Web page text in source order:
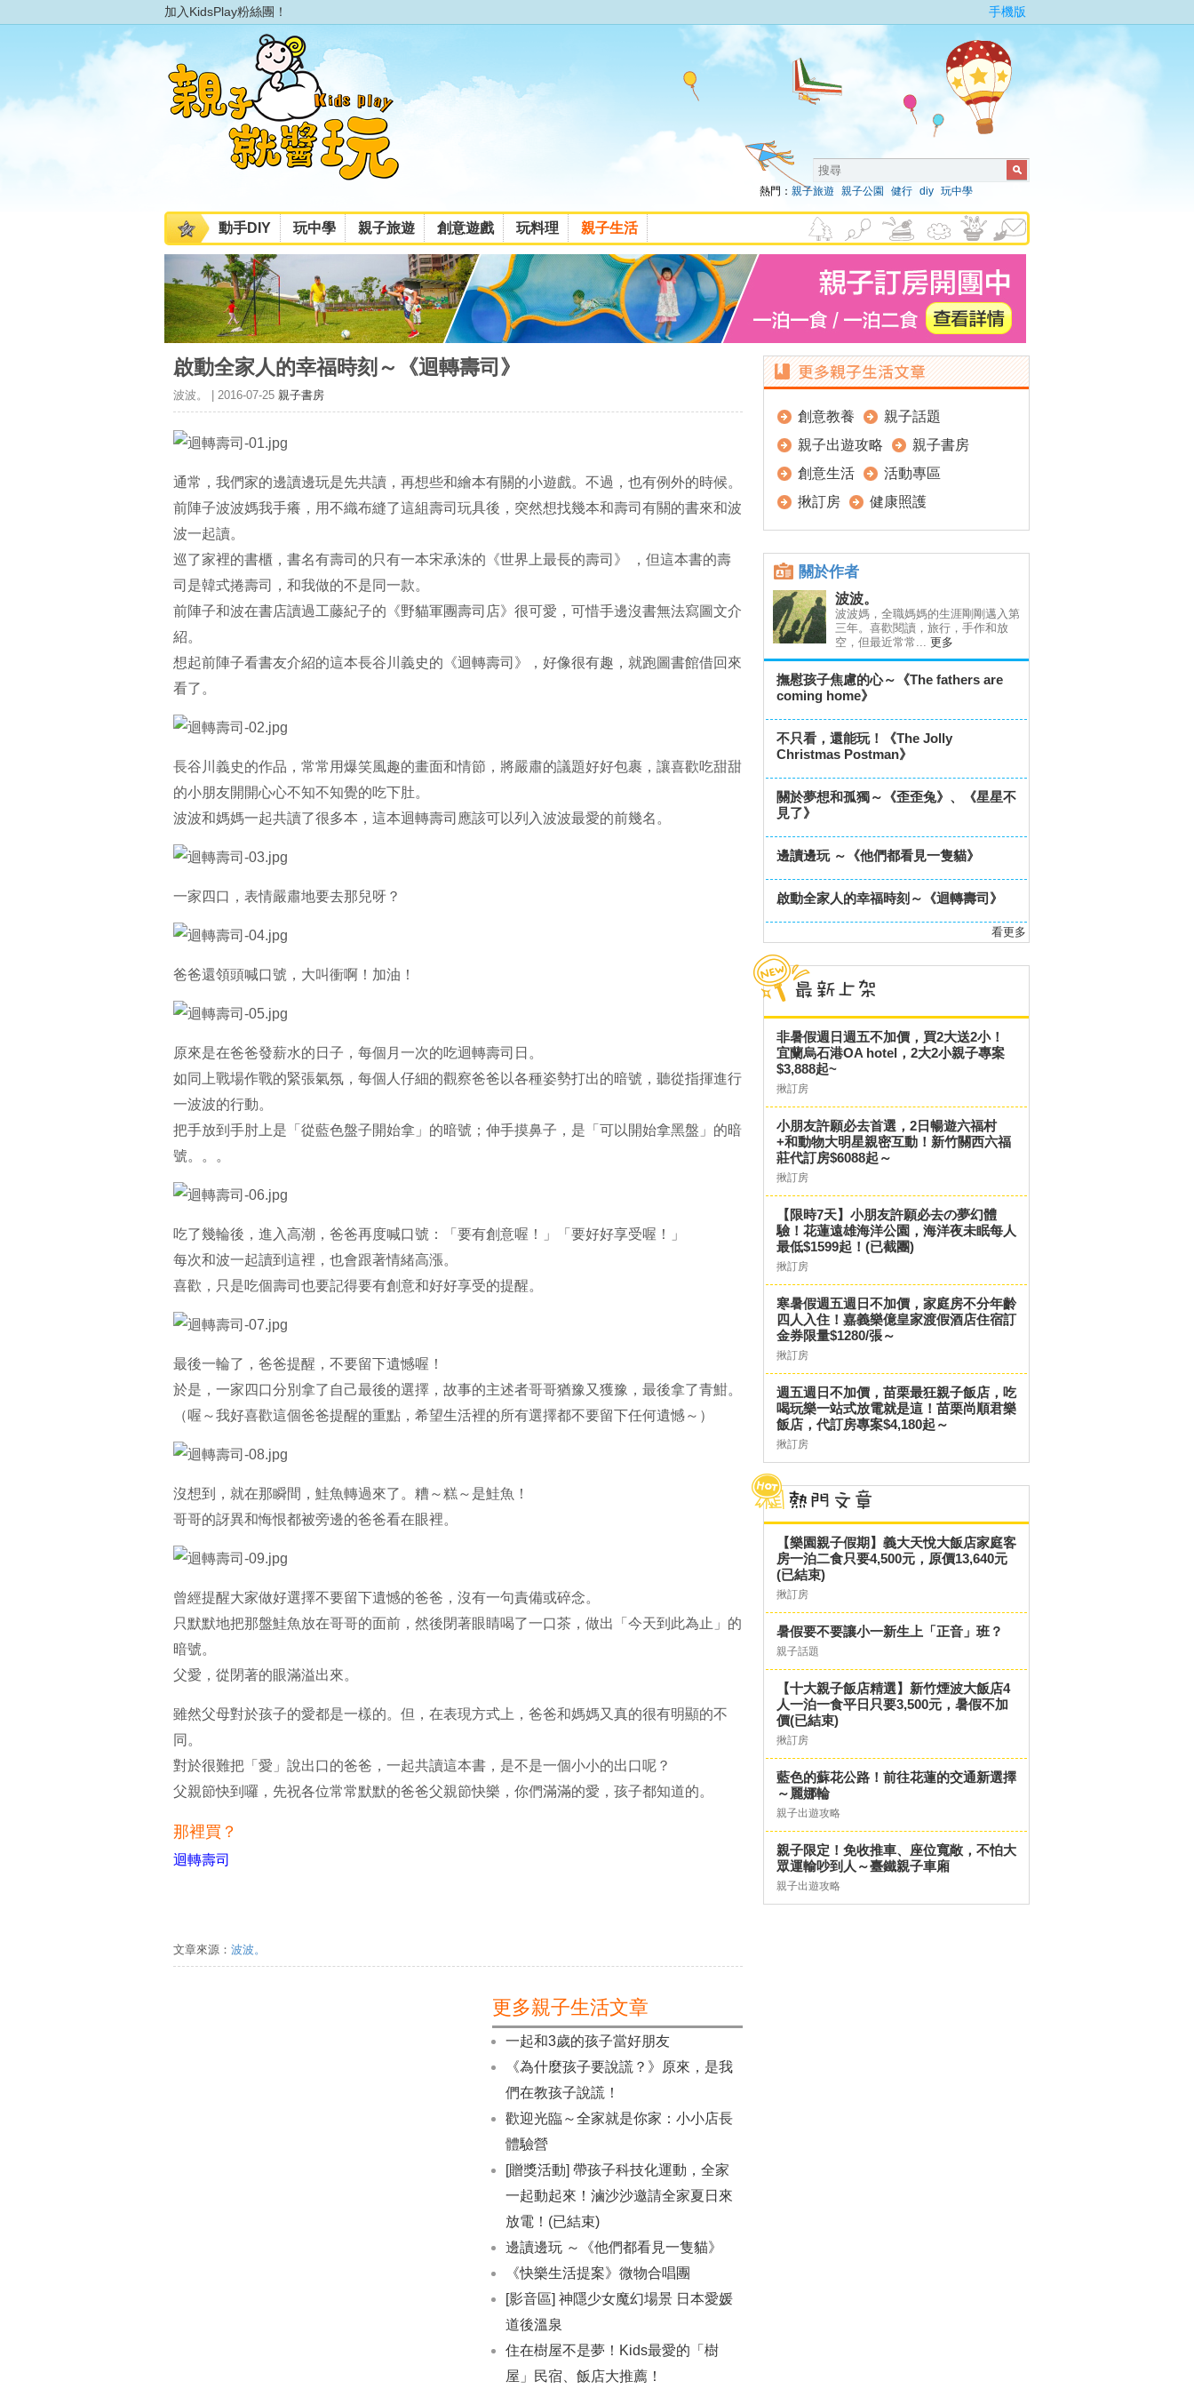
加入KidsPlay粉絲團！ 手機版
熱門： 親子旅遊 親子公園 健行 diy 玩中學
動手DIY 玩中學 親子旅遊 創意遊戲 玩料理 親子生活
啟動全家人的幸福時刻～《迴轉壽司》
波波。 | 2016-07-25 親子書房
通常，我們家的邊讀邊玩是先共讀，再想些和繪本有關的小遊戲。不過，也有例外的時候。
前陣子波波媽我手癢，用不織布縫了這組壽司玩具後，突然想找幾本和壽司有關的書來和波
波一起讀。
巡了家裡的書櫃，書名有壽司的只有一本宋承洙的《世界上最長的壽司》 ，但這本書的壽
司是韓式捲壽司，和我做的不是同一款。
前陣子和波在書店讀過工藤紀子的《野貓軍團壽司店》很可愛，可惜手邊沒書無法寫圖文介
紹。
想起前陣子看書友介紹的這本長谷川義史的《迴轉壽司》，好像很有趣，就跑圖書館借回來
看了。
長谷川義史的作品，常常用爆笑風趣的畫面和情節，將嚴肅的議題好好包裹，讓喜歡吃甜甜
的小朋友開開心心不知不知覺的吃下肚。
波波和媽媽一起共讀了很多本，這本迴轉壽司應該可以列入波波最愛的前幾名。
一家四口，表情嚴肅地要去那兒呀？
爸爸還領頭喊口號，大叫衝啊！加油！
原來是在爸爸發薪水的日子，每個月一次的吃迴轉壽司日。
如同上戰場作戰的緊張氣氛，每個人仔細的觀察爸爸以各種姿勢打出的暗號，聽從指揮進行
一波波的行動。
把手放到手肘上是「從藍色盤子開始拿」的暗號；伸手摸鼻子，是「可以開始拿黑盤」的暗
號。。。
吃了幾輪後，進入高潮，爸爸再度喊口號：「要有創意喔！」「要好好享受喔！」
每次和波一起讀到這裡，也會跟著情緒高漲。
喜歡，只是吃個壽司也要記得要有創意和好好享受的提醒。
最後一輪了，爸爸提醒，不要留下遺憾喔！
於是，一家四口分別拿了自己最後的選擇，故事的主述者哥哥猶豫又獲豫，最後拿了青魽。
（喔～我好喜歡這個爸爸提醒的重點，希望生活裡的所有選擇都不要留下任何遺憾～）
沒想到，就在那瞬間，鮭魚轉過來了。糟～糕～是鮭魚！
哥哥的訝異和悔恨都被旁邊的爸爸看在眼裡。
曾經提醒大家做好選擇不要留下遺憾的爸爸，沒有一句責備或碎念。
只默默地把那盤鮭魚放在哥哥的面前，然後閉著眼睛喝了一口茶，做出「今天到此為止」的
暗號。
父愛，從閉著的眼滿溢出來。
雖然父母對於孩子的愛都是一樣的。但，在表現方式上，爸爸和媽媽又真的很有明顯的不
同。
對於很難把「愛」說出口的爸爸，一起共讀這本書，是不是一個小小的出口呢？
父親節快到囉，先祝各位常常默默的爸爸父親節快樂，你們滿滿的愛，孩子都知道的。
那裡買？
迴轉壽司
文章來源： 波波。
更多親子生活文章
一起和3歲的孩子當好朋友
《為什麼孩子要說謊？》原來，是我
們在教孩子說謊！
歡迎光臨～全家就是你家：小小店長
體驗營
[贈獎活動] 帶孩子科技化運動，全家
一起動起來！滷沙沙邀請全家夏日來
放電！(已結束)
邊讀邊玩 ～《他們都看見一隻貓》
《快樂生活提案》微物合唱團
[影音區] 神隱少女魔幻場景 日本愛媛
道後溫泉
住在樹屋不是夢！Kids最愛的「樹
屋」民宿、飯店大推薦！
創意教養
親子話題
親子出遊攻略
親子書房
創意生活
活動專區
揪訂房
健康照護
關於作者
波波。
波波媽，全職媽媽的生涯剛剛邁入第
三年。喜歡閱讀，旅行，手作和放
空，但最近常常... 更多
撫慰孩子焦慮的心～《The fathers are
coming home》
不只看，還能玩！《The Jolly
Christmas Postman》
關於夢想和孤獨～《歪歪兔》、《星星不
見了》
邊讀邊玩 ～《他們都看見一隻貓》
啟動全家人的幸福時刻～《迴轉壽司》
看更多
非暑假週日週五不加價，買2大送2小！
宜蘭烏石港OA hotel，2大2小親子專案
$3,888起~
揪訂房
小朋友許願必去首選，2日暢遊六福村
+和動物大明星親密互動！新竹關西六福
莊代訂房$6088起～
揪訂房
【限時7天】小朋友許願必去の夢幻體
驗！花蓮遠雄海洋公園，海洋夜未眠每人
最低$1599起！(已截團)
揪訂房
寒暑假週五週日不加價，家庭房不分年齡
四人入住！嘉義樂億皇家渡假酒店住宿訂
金券限量$1280/張～
揪訂房
週五週日不加價，苗栗最狂親子飯店，吃
喝玩樂一站式放電就是這！苗栗尚順君樂
飯店，代訂房專案$4,180起～
揪訂房
【樂園親子假期】義大天悅大飯店家庭客
房一泊二食只要4,500元，原價13,640元
(已結束)
揪訂房
暑假要不要讓小一新生上「正音」班？
親子話題
【十大親子飯店精選】新竹煙波大飯店4
人一泊一食平日只要3,500元，暑假不加
價(已結束)
揪訂房
藍色的蘇花公路！前往花蓮的交通新選擇
～麗娜輪
親子出遊攻略
親子限定！免收推車、座位寬敞，不怕大
眾運輸吵到人～臺鐵親子車廂
親子出遊攻略